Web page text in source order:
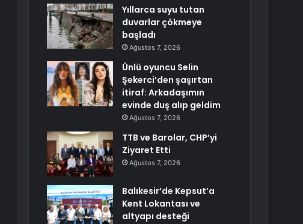
Yıllarca suyu tutan
duvarlar çökmeye
başladı
Ağustos 7, 2026
Ünlü oyuncu Selin
Şekerci’den şaşırtan
itiraf: Arkadaşımın
evinde duş alıp geldim
Ağustos 7, 2026
TTB ve Barolar, CHP’yi
Ziyaret Etti
Ağustos 7, 2026
Balıkesir’de Kepsut’a
Kent Lokantası ve
altyapı desteği